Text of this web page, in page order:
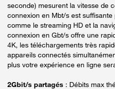
seconde) mesurent la vitesse de
connexion en Mbt/s est
comme le streaming HD et la
connexion en Gbt/s offre une
4K, les téléchargements très
appareils connectés
plus votre expérience en ligne
2Gbit/s partagés : Débits max